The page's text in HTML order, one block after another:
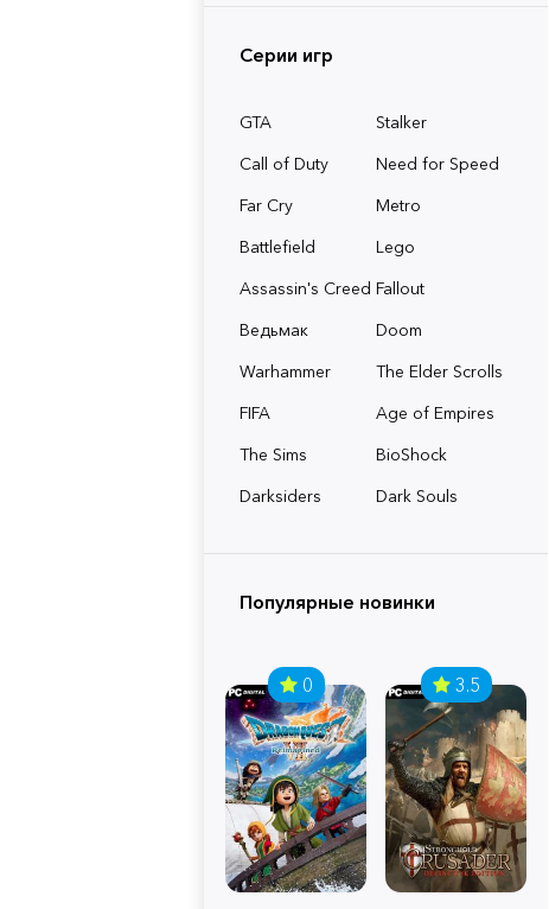
Серии игр
GTA
Stalker
Call of Duty
Need for Speed
Far Cry
Metro
Battlefield
Lego
Assassin's Creed Fallout
Ведьмак
Doom
Warhammer
The Elder Scrolls
FIFA
Age of Empires
The Sims
BioShock
Darksiders
Dark Souls
Популярные новинки
0 3.5